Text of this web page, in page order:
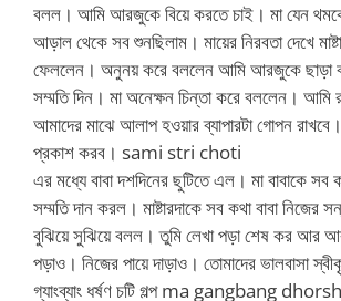
বলল। আমি আরজুকে বিয়ে করতে চাই। মা যেন
আড়াল থেকে সব শুনছিলাম। মায়ের নিরবতা দেখে
ফেললেন। অনুনয় করে বললেন আমি আরজুকে ছাড়া
সম্মতি দিন। মা অনেক্ষন চিন্তা করে বললেন। আমি
আমাদের মাঝে আলাপ হওয়ার ব্যাপারটা গোপন
প্রকাশ করব। sami stri choti
এর মধ্যে বাবা দশদিনের ছুটিতে এল। মা বাবাকে সব
সম্মতি দান করল। মাষ্টারদাকে সব কথা বাবা নিজের
বুঝিয়ে সুঝিয়ে বলল। তুমি লেখা পড়া শেষ কর আর
পড়াও। নিজের পায়ে দাড়াও। তোমাদের ভালবাসা
গ্যাংব্যাং ধর্ষণ চটি গল্প ma gangbang